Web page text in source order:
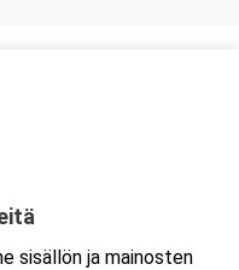
sisällön ja mainosten